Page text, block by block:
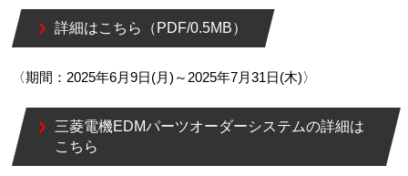
詳細はこちら（PDF/0.5MB）
〈期間：2025年6月9日(月)～2025年7月31日(木)〉
三菱電機EDMパーツオーダーシステムの詳細は
こちら